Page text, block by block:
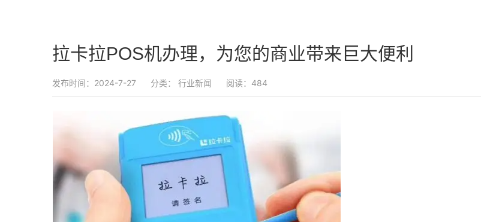
拉卡拉POS机办理，为您的商业带来巨大便利
发布时间：2024-7-27 分类： 行业新闻 阅读：484